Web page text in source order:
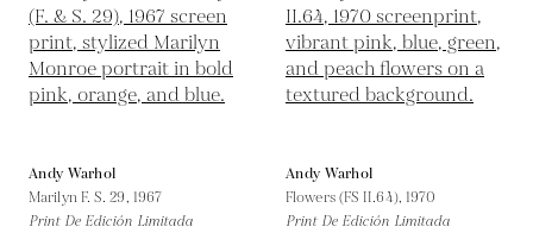
Andy Warhol
Marilyn F. S. 29, 1967
Print De Edición Limitada
Andy Warhol
Flowers (FS II.64), 1970
Print De Edición Limitada